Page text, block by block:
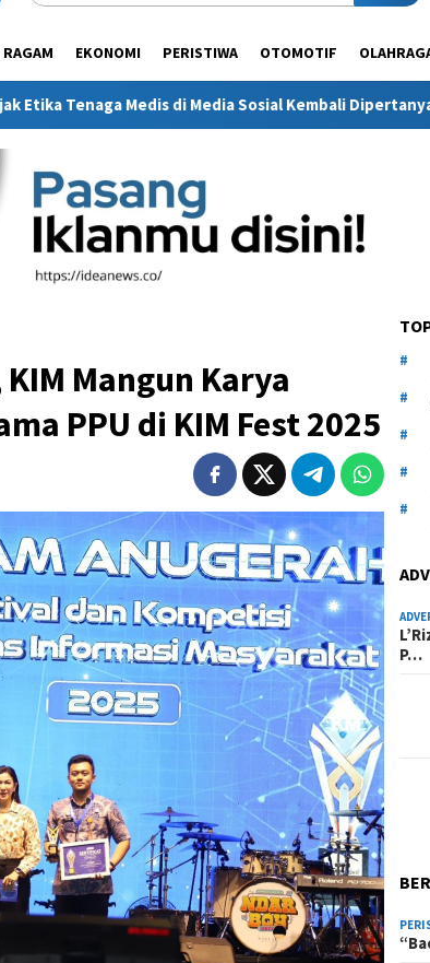
RAGAM EKONOMI PERISTIWA OTOMOTIF
Sosial Kembali Dipertanyakan Polres
Mangun Karya
PPU di KIM Fest 2025
P…